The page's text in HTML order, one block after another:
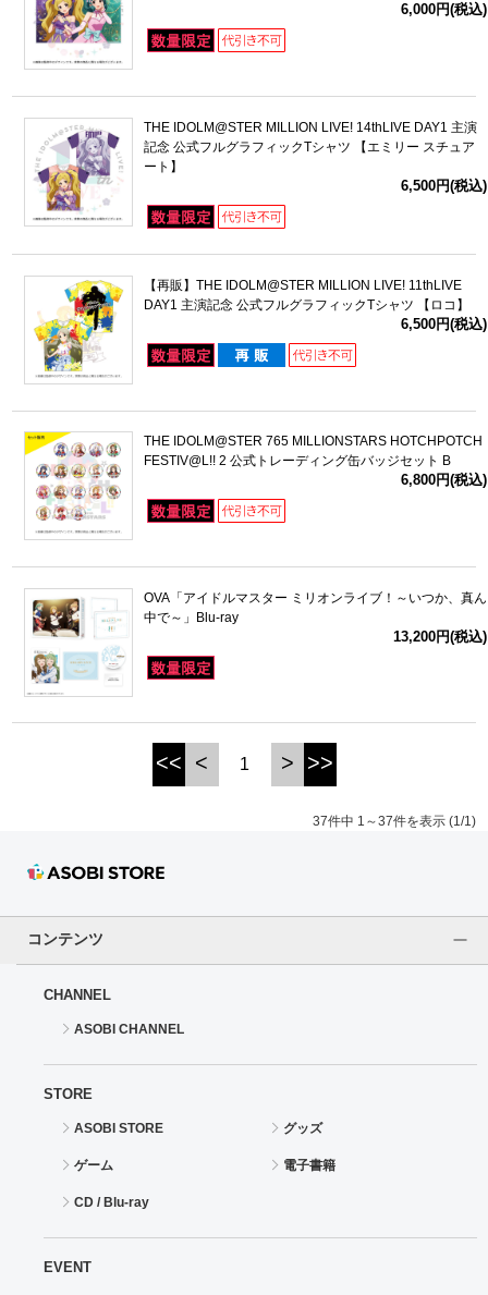
6,000円(税込)
THE IDOLM@STER MILLION LIVE! 14thLIVE DAY1 主演
記念 公式フルグラフィックTシャツ 【エミリー スチュア
ート】
6,500円(税込)
【再販】THE IDOLM@STER MILLION LIVE! 11thLIVE
DAY1 主演記念 公式フルグラフィックTシャツ 【ロコ】
6,500円(税込)
THE IDOLM@STER 765 MILLIONSTARS HOTCHPOTCH
FESTIV@L!! 2 公式トレーディング缶バッジセット B
6,800円(税込)
OVA「アイドルマスター ミリオンライブ！～いつか、真ん
中で～」Blu-ray
13,200円(税込)
<< < 1 > >>
37件中 1～37件を表示 (1/1)
コンテンツ
CHANNEL
ASOBI CHANNEL
STORE
ASOBI STORE グッズ
ゲーム 電子書籍
CD / Blu-ray
EVENT